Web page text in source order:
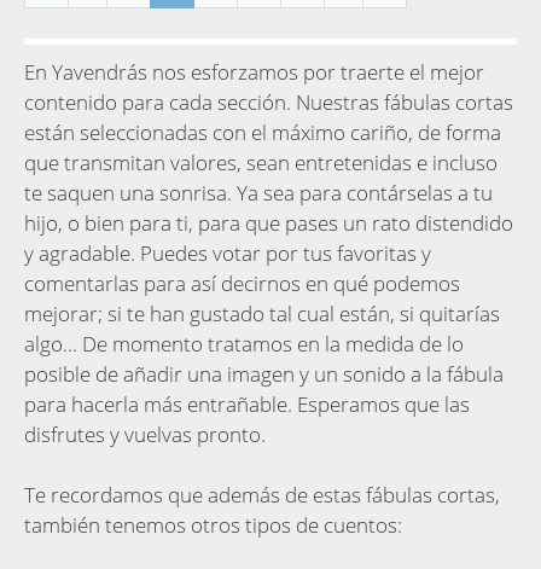
En Yavendrás nos esforzamos por traerte el mejor
contenido para cada sección. Nuestras fábulas cortas
están seleccionadas con el máximo cariño, de forma
que transmitan valores, sean entretenidas e incluso
te saquen una sonrisa. Ya sea para contárselas a tu
hijo, o bien para ti, para que pases un rato distendido
y agradable. Puedes votar por tus favoritas y
comentarlas para así decirnos en qué podemos
mejorar; si te han gustado tal cual están, si quitarías
algo... De momento tratamos en la medida de lo
posible de añadir una imagen y un sonido a la fábula
para hacerla más entrañable. Esperamos que las
disfrutes y vuelvas pronto.
Te recordamos que además de estas fábulas cortas,
también tenemos otros tipos de cuentos: